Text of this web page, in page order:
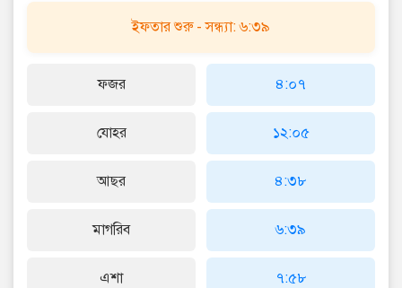
ইফতার শুরু - সন্ধ্যা: ৬:৩৯
ফজর
যোহর
আছর
মাগরিব
এশা
৪:০৭
১২:০৫
৪:৩৮
৬:৩৯
৭:৫৮